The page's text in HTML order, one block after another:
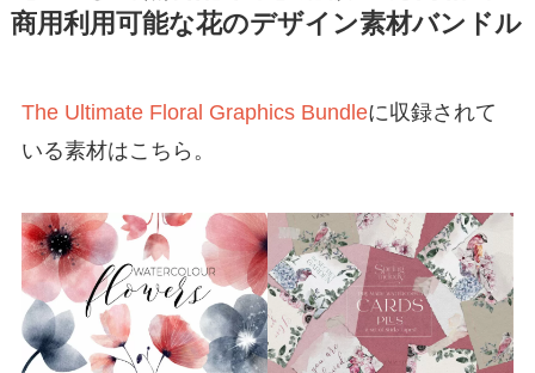
商用利用可能な花のデザイン素材バンドル
The Ultimate Floral Graphics Bundleに収録されて
いる素材はこちら。